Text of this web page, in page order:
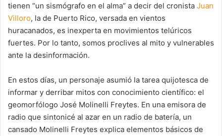
tienen “un sismógrafo en el alma” a decir del cronista Juan
Villoro, la de Puerto Rico, versada en vientos
huracanados, es inexperta en movimientos telúricos
fuertes. Por lo tanto, somos proclives al mito y vulnerables
ante la desinformación.
En estos días, un personaje asumió la tarea quijotesca de
informar y derribar mitos con conocimiento científico: el
geomorfólogo José Molinelli Freytes. En una emisora de
radio que sintonicé al azar en un radio de batería, un
cansado Molinelli Freytes explica elementos básicos de